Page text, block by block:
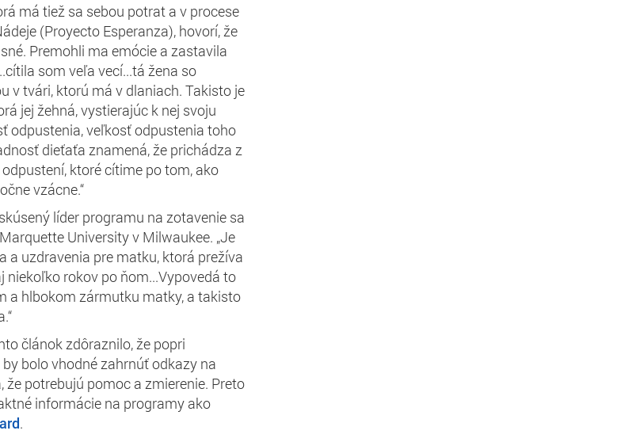
má tiež sa sebou potrat a v procese
(Proyecto Esperanza), hovorí, že
Premohli ma emócie a zastavila
som veľa vecí...tá žena so
v tvári, ktorú má v dlaniach. Takisto je
jej žehná, vystierajúc k nej svoju
odpustenia, veľkosť odpustenia toho
dieťaťa znamená, že prichádza z
ktoré cítime po tom, ako
vzácne.“
líder programu na zotavenie sa
University v Milwaukee. „Je
a uzdravenia pre matku, ktorá prežíva
niekoľko rokov po ňom...Vypovedá to
a hlbokom zármutku matky, a takisto
článok zdôraznilo, že popri
bolo vhodné zahrnúť odkazy na
potrebujú pomoc a zmierenie. Preto
informácie na programy ako
.